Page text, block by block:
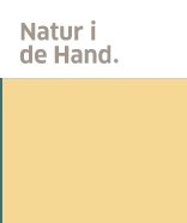
Inhalt
springen